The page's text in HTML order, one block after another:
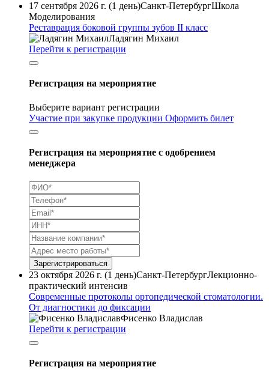
17 сентября 2026 г. (1 день)Санкт-ПетербургШкола
Моделирования
Реставрация боковой группы зубов II класс
Ладягин Михаил
Перейти к регистрации
Регистрация на мероприятие
Выберите вариант регистрации
Участие при закупке продукции Оформить билет
Регистрация на мероприятие с одобрением
менеджера
Зарегистрироваться
23 октября 2026 г. (1 день)Санкт-ПетербургЛекционно-
практический интенсив
Современные протоколы ортопедической стоматологии.
От диагностики до фиксации
Фисенко Владислав
Перейти к регистрации
Регистрация на мероприятие